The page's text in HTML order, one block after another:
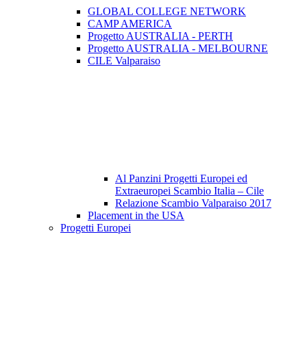
GLOBAL COLLEGE NETWORK
CAMP AMERICA
Progetto AUSTRALIA - PERTH
Progetto AUSTRALIA - MELBOURNE
CILE Valparaiso
Al Panzini Progetti Europei ed
Extraeuropei Scambio Italia – Cile
Relazione Scambio Valparaiso 2017
Placement in the USA
Progetti Europei